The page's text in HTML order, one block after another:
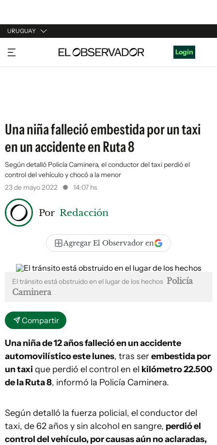
URUGUAY
URUGUAY
ARGENTINA
Login
Una niña falleció embestida por un taxi
en un accidente en Ruta 8
Según detalló Policía Caminera, el conductor del taxi perdió el
control del vehículo y chocó a la menor
23 de mayo 2022
14:07 hs
Por Redacción
Agregar El Observador en
El tránsito está obstruido en el lugar de los hechos Policía
Caminera
Compartir
Una niña de 12 años falleció en un accidente
automovilístico este lunes, tras serembestida por
un taxi que perdió el control en el kilómetro 22.500
de la Ruta 8, informó la Policía Caminera.
Según detalló la fuerza policial, el conductor del
taxi, de 62 años y sin alcohol en sangre, perdió el
control del vehículo, por causas aún no aclaradas,